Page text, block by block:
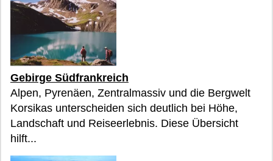
Gebirge Südfrankreich
Alpen, Pyrenäen, Zentralmassiv und die Bergwelt
Korsikas unterscheiden sich deutlich bei Höhe,
Landschaft und Reiseerlebnis. Diese Übersicht
hilft...